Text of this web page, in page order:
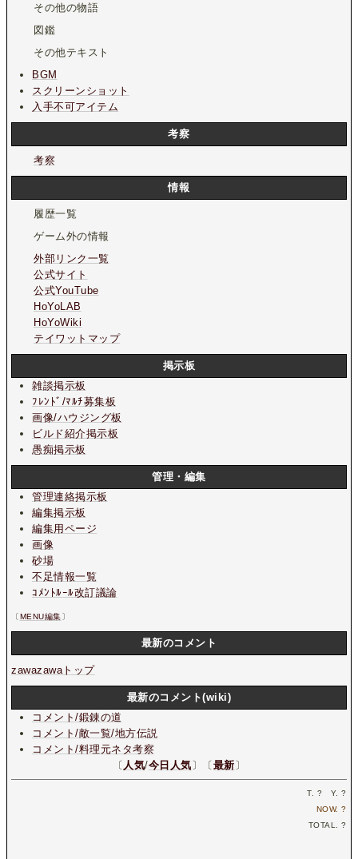
その他の物語
図鑑
その他テキスト
BGM
スクリーンショット
入手不可アイテム
考察
考察
情報
履歴一覧
ゲーム外の情報
外部リンク一覧
公式サイト
公式YouTube
HoYoLAB
HoYoWiki
テイワットマップ
掲示板
雑談掲示板
ﾌﾚﾝﾄﾞ/ﾏﾙﾁ募集板
画像/ハウジング板
ビルド紹介掲示板
愚痴掲示板
管理・編集
管理連絡掲示板
編集掲示板
編集用ページ
画像
砂場
不足情報一覧
ｺﾒﾝﾄﾙｰﾙ改訂議論
〔MENU編集〕
最新のコメント
zawazawaトップ
最新のコメント(wiki)
コメント/鍛錬の道
コメント/敵一覧/地方伝説
コメント/料理元ネタ考察
〔 人気/今日人気 〕〔 最新 〕
T. ? Y.?
NOW.?
TOTAL.?